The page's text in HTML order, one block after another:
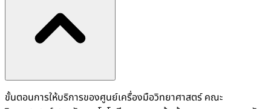
ขั้นตอนการให้บริการของศูนย์เครื่องมือวิทยาศาสตร์ คณะ